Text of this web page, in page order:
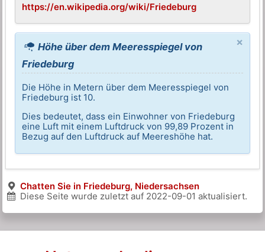
https://en.wikipedia.org/wiki/Friedeburg
×
Höhe über dem Meeresspiegel von
Friedeburg
Die Höhe in Metern über dem Meeresspiegel von
Friedeburg ist 10.
Dies bedeutet, dass ein Einwohner von Friedeburg
eine Luft mit einem Luftdruck von 99,89 Prozent in
Bezug auf den Luftdruck auf Meereshöhe hat.
Chatten Sie in Friedeburg, Niedersachsen
Diese Seite wurde zuletzt auf 2022-09-01 aktualisiert.